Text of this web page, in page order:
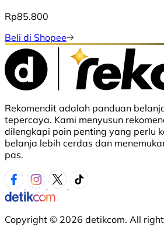
Rp85.800
Beli di Shopee
Rekomendit adalah panduan
tepercaya. Kami menyusun
dilengkapi poin penting yang perlu
belanja lebih cerdas dan
pas.
Copyright © 2026 detikcom. All